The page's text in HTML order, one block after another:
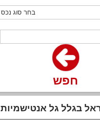
חפש
בגלל גל אנטישמיות